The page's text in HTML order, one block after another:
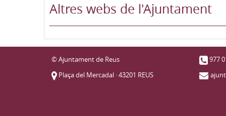
Altres webs de l'Ajuntament
© Ajuntament de Reus
Plaça del Mercadal · 43201 REUS
977